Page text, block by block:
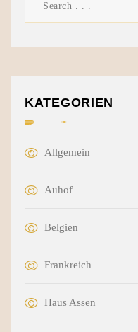
KATEGORIEN
Allgemein
Auhof
Belgien
Frankreich
Haus Assen